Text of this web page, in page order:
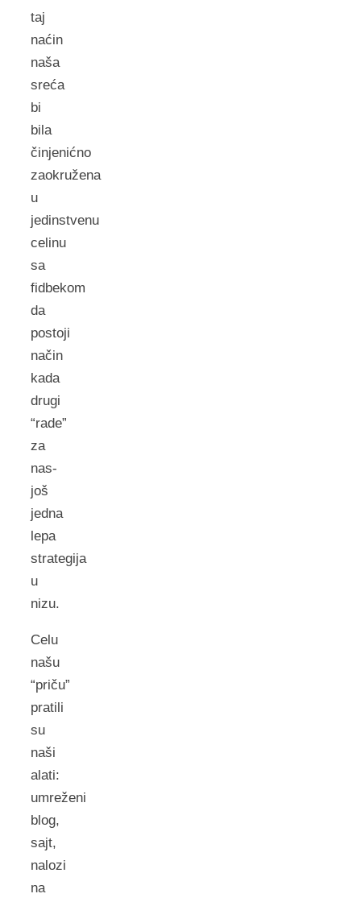
taj
naćin
naša
sreća
bi
bila
činjenićno
zaokružena
u
jedinstvenu
celinu
sa
fidbekom
da
postoji
način
kada
drugi
“rade”
za
nas-
još
jedna
lepa
strategija
u
nizu.
Celu
našu
“priču”
pratili
su
naši
alati:
umreženi
blog,
sajt,
nalozi
na